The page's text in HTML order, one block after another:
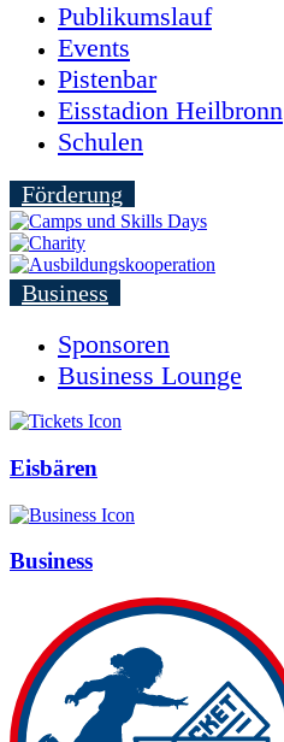
Publikumslauf
Events
Pistenbar
Eisstadion Heilbronn
Schulen
Förderung
Business
Sponsoren
Business Lounge
Eisbären
Business